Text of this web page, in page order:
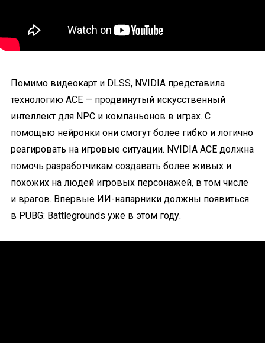
Помимо видеокарт и DLSS, NVIDIA представила
технологию ACE — продвинутый искусственный
интеллект для NPC и компаньонов в играх. С
помощью нейронки они смогут более гибко и логично
реагировать на игровые ситуации. NVIDIA ACE должна
помочь разработчикам создавать более живых и
похожих на людей игровых персонажей, в том числе
и врагов. Впервые ИИ-напарники должны появиться
в PUBG: Battlegrounds уже в этом году.